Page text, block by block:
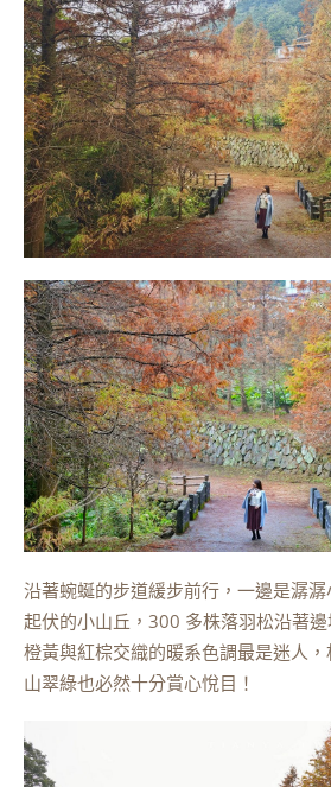
沿著蜿蜒的步道緩步前行，一邊是潺
起伏的小山丘，300 多株落羽松沿著
橙黃與紅棕交織的暖系色調最是迷人
山翠綠也必然十分賞心悅目！